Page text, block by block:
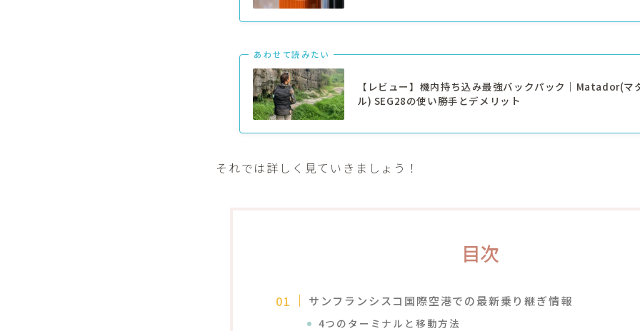
あわせて読みたい
【レビュー】機内持ち込み最強バックパック｜Matador(マ
ル) SEG28の使い勝手とデメリット
それでは詳しく見ていきましょう！
目次
サンフランシスコ国際空港での最新乗り継ぎ情報
4つのターミナルと移動方法